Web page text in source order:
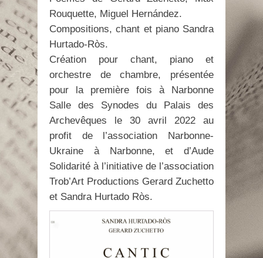
Rouquette, Miguel Hernández.
Compositions, chant et piano Sandra
Hurtado-Ròs.
Création pour chant, piano et
orchestre de chambre, présentée
pour la première fois à Narbonne
Salle des Synodes du Palais des
Archevêques le 30 avril 2022 au
profit de l’association Narbonne-
Ukraine à Narbonne, et d’Aude
Solidarité à l’initiative de l’association
Trob’Art Productions Gerard Zuchetto
et Sandra Hurtado Ròs.